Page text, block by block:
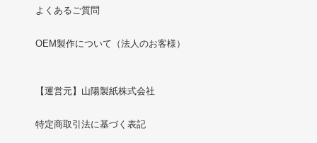
よくあるご質問
OEM製作について（法人のお客様）
【運営元】山陽製紙株式会社
特定商取引法に基づく表記